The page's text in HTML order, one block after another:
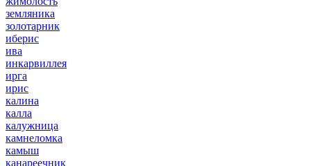
земляника
золотарник
иберис
ива
инкарвиллея
ирга
ирис
калина
калла
калужница
камнеломка
камыш
канареечник